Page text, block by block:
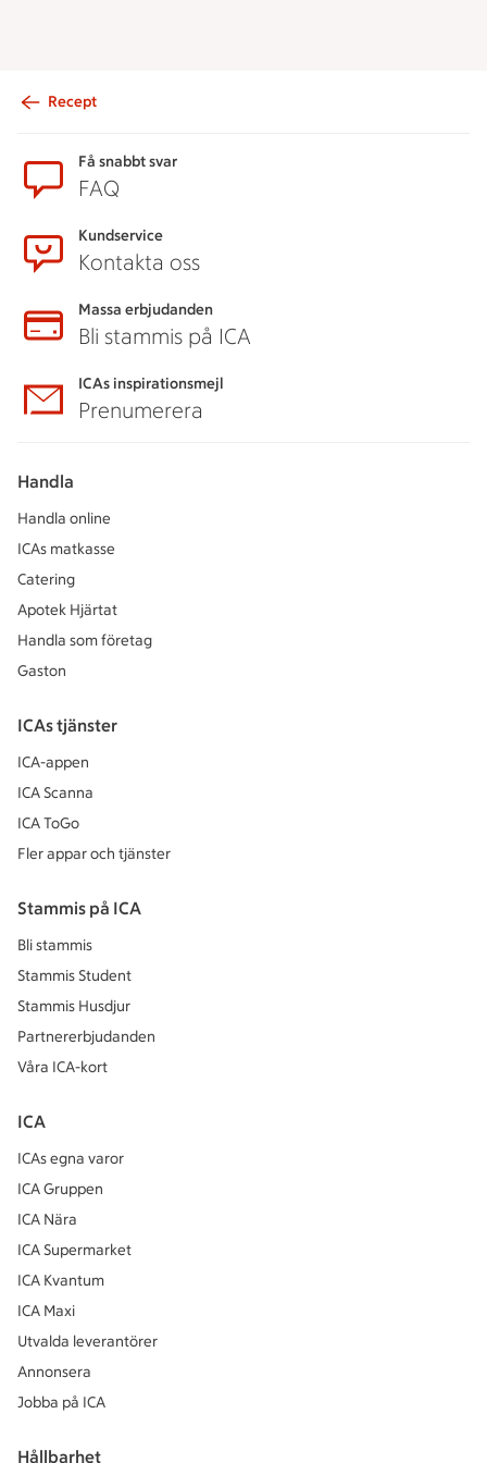
Recept
Få snabbt svar
FAQ
Kundservice
Kontakta oss
Massa erbjudanden
Bli stammis på ICA
ICAs inspirationsmejl
Prenumerera
Handla
Handla online
ICAs matkasse
Catering
Apotek Hjärtat
Handla som företag
Gaston
ICAs tjänster
ICA-appen
ICA Scanna
ICA ToGo
Fler appar och tjänster
Stammis på ICA
Bli stammis
Stammis Student
Stammis Husdjur
Partnererbjudanden
Våra ICA-kort
ICA
ICAs egna varor
ICA Gruppen
ICA Nära
ICA Supermarket
ICA Kvantum
ICA Maxi
Utvalda leverantörer
Annonsera
Jobba på ICA
Hållbarhet